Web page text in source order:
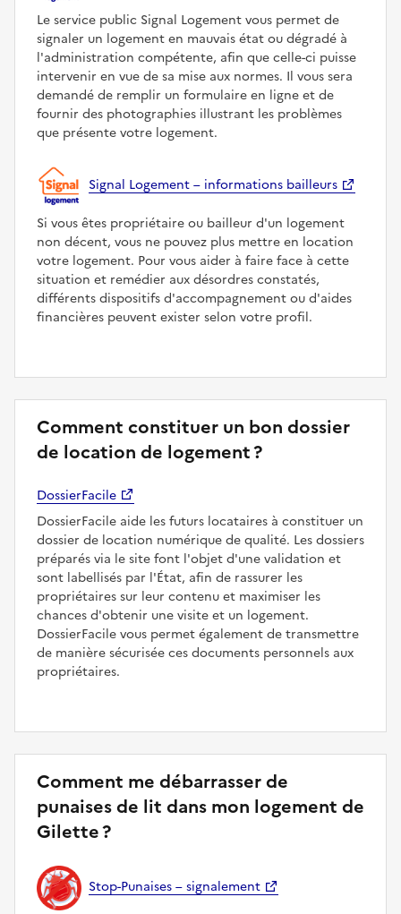
Le service public Signal Logement vous permet de
signaler un logement en mauvais état ou dégradé à
l'administration compétente, afin que celle-ci puisse
intervenir en vue de sa mise aux normes. Il vous sera
demandé de remplir un formulaire en ligne et de
fournir des photographies illustrant les problèmes
que présente votre logement.
Signal Logement – informations bailleurs
Si vous êtes propriétaire ou bailleur d'un logement
non décent, vous ne pouvez plus mettre en location
votre logement. Pour vous aider à faire face à cette
situation et remédier aux désordres constatés,
différents dispositifs d'accompagnement ou d'aides
financières peuvent exister selon votre profil.
Comment constituer un bon dossier
de location de logement ?
DossierFacile
DossierFacile aide les futurs locataires à constituer un
dossier de location numérique de qualité. Les dossiers
préparés via le site font l'objet d'une validation et
sont labellisés par l'État, afin de rassurer les
propriétaires sur leur contenu et maximiser les
chances d'obtenir une visite et un logement.
DossierFacile vous permet également de transmettre
de manière sécurisée ces documents personnels aux
propriétaires.
Comment me débarrasser de
punaises de lit dans mon logement de
Gilette ?
Stop-Punaises – signalement